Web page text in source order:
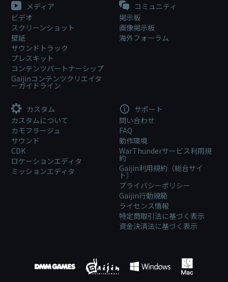
メディア
ビデオ
スクリーンショット
壁紙
サウンドトラック
プレスキット
コンテンツパートナーシップ
Gaijinコンテンツクリエイタ
ーガイドライン
コミュニティ
掲示板
画像掲示板
海外フォーラム
カスタム
カスタムについて
カモフラージュ
サウンド
CDK
ロケーションエディタ
ミッションエディタ
サポート
問い合わせ
FAQ
動作環境
WarThunderサービス利用規
約
Gaijin利用規約（総合サイ
ト）
プライバシーポリシー
Gaijin行動規範
ライセンス情報
特定商取引法に基づく表示
資金決済法に基づく表示